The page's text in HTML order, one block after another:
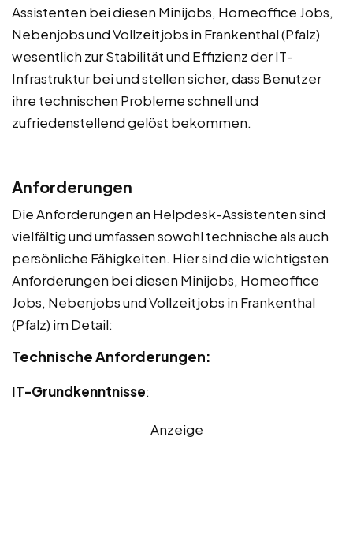
Assistenten bei diesen Minijobs, Homeoffice Jobs,
Nebenjobs und Vollzeitjobs in Frankenthal (Pfalz)
wesentlich zur Stabilität und Effizienz der IT-
Infrastruktur bei und stellen sicher, dass Benutzer
ihre technischen Probleme schnell und
zufriedenstellend gelöst bekommen.
Anforderungen
Die Anforderungen an Helpdesk-Assistenten sind
vielfältig und umfassen sowohl technische als auch
persönliche Fähigkeiten. Hier sind die wichtigsten
Anforderungen bei diesen Minijobs, Homeoffice
Jobs, Nebenjobs und Vollzeitjobs in Frankenthal
(Pfalz) im Detail:
Technische Anforderungen:
IT-Grundkenntnisse:
Anzeige